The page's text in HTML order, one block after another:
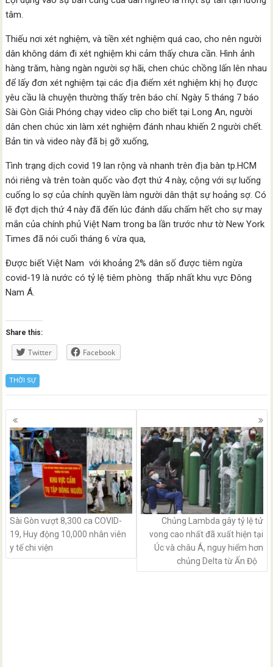
tâm.
Thiếu nơi xét nghiệm, và tiền xét nghiệm quá cao, cho nên người
dân không dám đi xét nghiệm khi cảm thấy chưa cần. Hình ảnh
hàng trăm, hàng ngàn người sợ hãi, chen chúc chồng lấn lên nhau
để lấy đơn xét nghiệm tại các địa điểm xét nghiệm khị họ được
yêu cầu là chuyện thường thấy trên báo chí. Ngày 5 tháng 7 báo
Sài Gòn Giải Phóng chạy video clip cho biết tại Long An, người
dân chen chúc xin làm xét nghiệm đánh nhau khiến 2 người chết.
Bản tin và video này đã bị gỡ xuống,
Tình trạng dịch covid 19 lan rộng và nhanh trên địa bàn tp.HCM
nói riêng và trên toàn quốc vào đợt thứ 4 này, cộng với sự luống
cuống lo sợ của chính quyền làm người dân thật sự hoảng sợ. Có
lẽ đợt dịch thứ 4 này đã đến lúc đánh dấu chấm hết cho sự may
mắn của chính phủ Việt Nam trong ba lần trước như tờ New York
Times đã nói cuối tháng 6 vừa qua,
Được biết Việt Nam với khoảng 2% dân số được tiêm ngừa
covid-19 là nước có tỷ lệ tiêm phòng thấp nhất khu vực Đông
Nam Á.
Share this:
Twitter Facebook
THỜI SỰ
Posts
navigation
Sài Gòn vượt 8,300 ca COVID-
19, Huy động 10,000 nhân viên
y tế chi viện
Chủng Lambda gây tỷ lệ tử
vong cao nhất đã xuất hiện tại
Úc và châu Á, nguy hiểm hơn
chủng Delta từ Ấn Độ